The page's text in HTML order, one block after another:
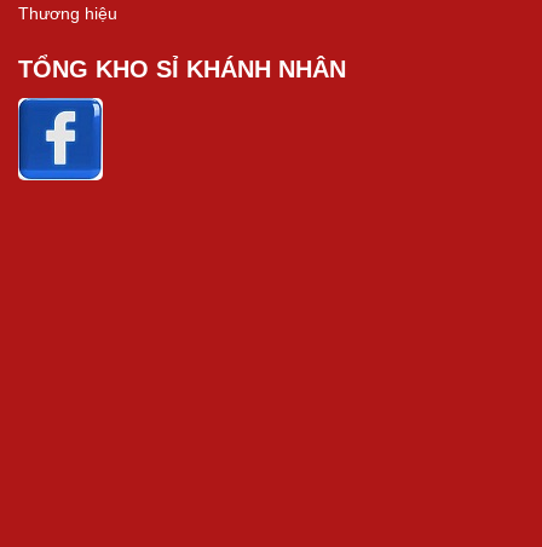
Thương hiệu
TỔNG KHO SỈ KHÁNH NHÂN